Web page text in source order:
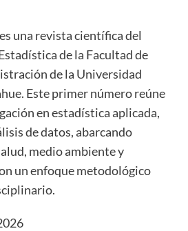
una revista científica del
de la Facultad de
de la Universidad
Este primer número reúne
en estadística aplicada,
de datos, abarcando
medio ambiente y
un enfoque metodológico